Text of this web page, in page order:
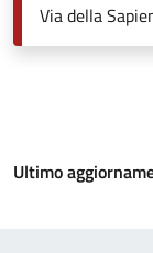
Via della
Ultimo